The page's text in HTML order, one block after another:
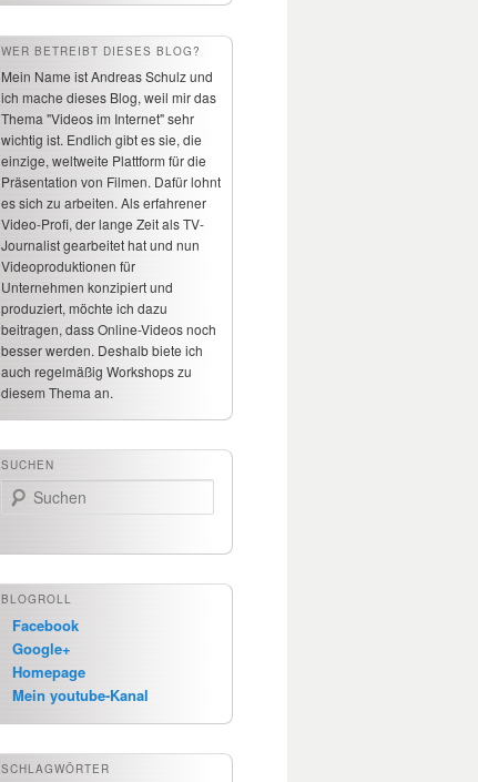
WER BETREIBT DIESES BLOG?
Mein Name ist Andreas Schulz und
ich mache dieses Blog, weil mir das
Thema "Videos im Internet" sehr
wichtig ist. Endlich gibt es sie, die
einzige, weltweite Plattform für die
Präsentation von Filmen. Dafür lohnt
es sich zu arbeiten. Als erfahrener
Video-Profi, der lange Zeit als TV-
Journalist gearbeitet hat und nun
Videoproduktionen für
Unternehmen konzipiert und
produziert, möchte ich dazu
beitragen, dass Online-Videos noch
besser werden. Deshalb biete ich
auch regelmäßig Workshops zu
diesem Thema an.
SUCHEN
Suchen
BLOGROLL
Facebook
Google+
Homepage
Mein youtube-Kanal
SCHLAGWÖRTER